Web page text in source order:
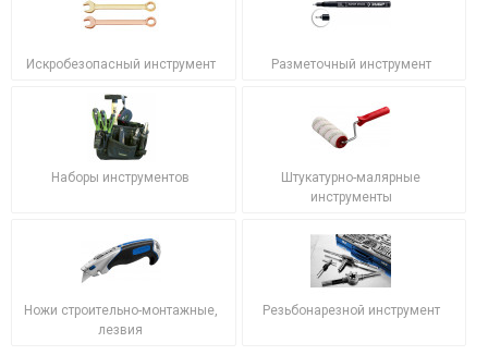
Искробезопасный инструмент Разметочный инструмент
Наборы инструментов
Штукатурно-малярные
инструменты
Ножи строительно-монтажные,
лезвия
Резьбонарезной инструмент